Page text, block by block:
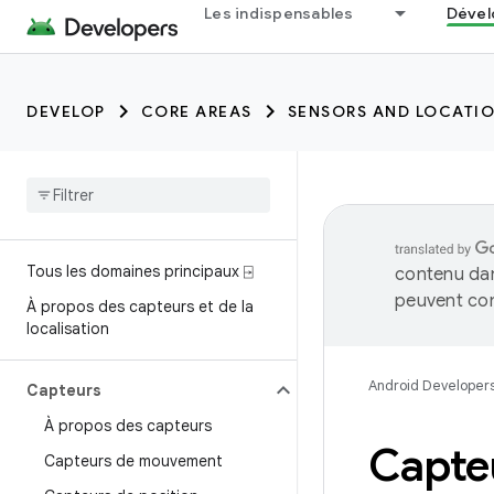
trait:citc trait:citc Les indispensables
DEVELOP CORE AREAS SENSORS AND
Tous les domaines principaux ⍈
À propos des capteurs et de la
localisation
Capteurs
À propos des capteurs
Capteurs de mouvement
contenu
peuvent
Android